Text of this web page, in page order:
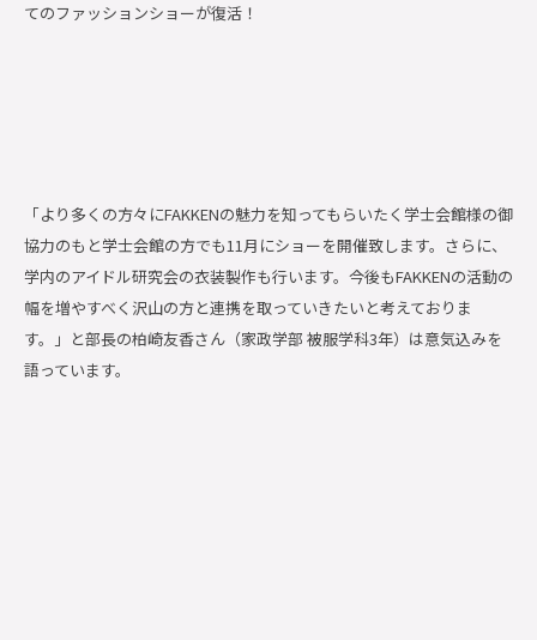
てのファッションショーが復活！
「より多くの方々にFAKKENの魅力を知ってもらいたく学士会館様の御
協力のもと学士会館の方でも11月にショーを開催致します。さらに、
学内のアイドル研究会の衣装製作も行います。今後もFAKKENの活動の
幅を増やすべく沢山の方と連携を取っていきたいと考えておりま
す。」と部長の柏崎友香さん（家政学部 被服学科3年）は意気込みを
語っています。